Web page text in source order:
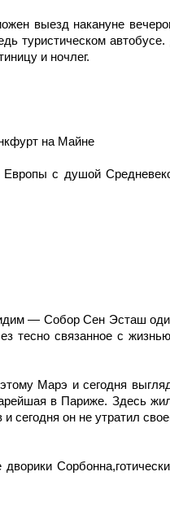
выезд накануне
туристическом
и ночлег.
на Майне
с душой
— Собор Сен Эсташ
тесно связанное с
Марэ и сегодня
в Париже. Здесь
сегодня он не утратил